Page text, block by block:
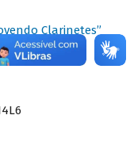
Clarinetes”